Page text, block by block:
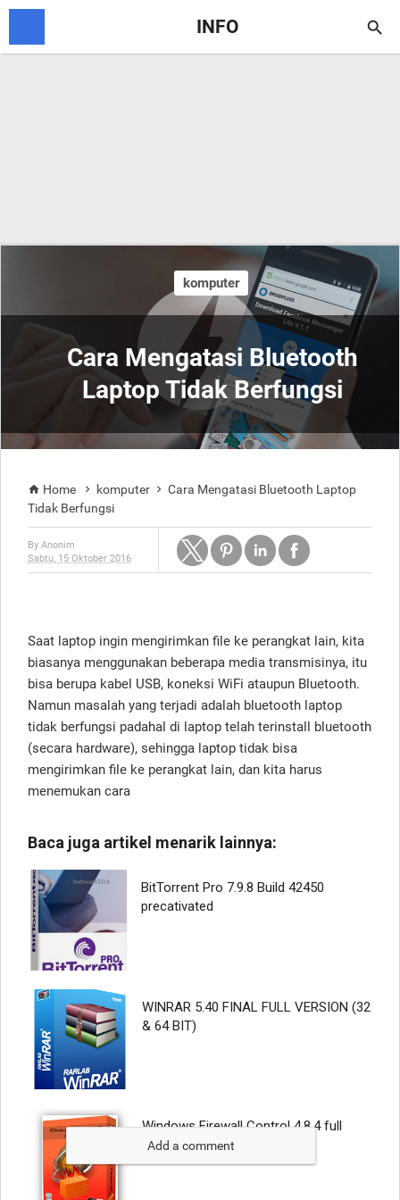
INFO 
Cara Mengatasi Bluetooth
Laptop Tidak Berfungsi
komputer
 Home  komputer  Cara Mengatasi Bluetooth Laptop
Tidak Berfungsi
By Anonim
Sabtu, 15 Oktober 2016
Saat laptop ingin mengirimkan file ke perangkat lain, kita
biasanya menggunakan beberapa media transmisinya, itu
bisa berupa kabel USB, koneksi WiFi ataupun Bluetooth.
Namun masalah yang terjadi adalah bluetooth laptop
tidak berfungsi padahal di laptop telah terinstall bluetooth
(secara hardware), sehingga laptop tidak bisa
mengirimkan file ke perangkat lain, dan kita harus
menemukan cara
Add a comment